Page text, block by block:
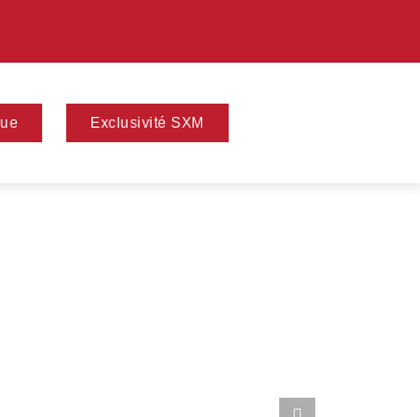
Exclusivité SXM